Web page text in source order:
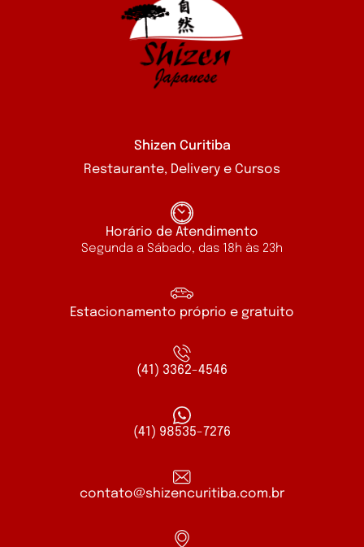
Peixe à escolha (salmão, atum ou peixe branco)
com molho especial de shoyu e limão
Shizen Curitiba
Restaurante, Delivery e Cursos
Horário de Atendimento
Segunda a Sábado, das 18h às 23h
Estacionamento próprio e gratuito
(41) 3362-4546
(41) 98535-7276
contato@shizencuritiba.com.br